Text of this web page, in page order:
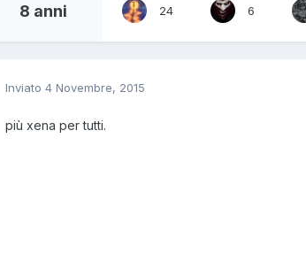
8 anni 24 6
Inviato 4 Novembre, 2015
più xena per tutti.